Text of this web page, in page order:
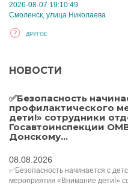
2026-08-07 19:10:49
Смоленск, улица Николаева
ДРУГОЕ
НОВОСТИ
✅Безопасность
профилактического
дети!» сотрудники
Госавтоинспекции
Донскому...
08.08.2026
✅Безопасность начинается с
мероприятия «Внимание дети!»